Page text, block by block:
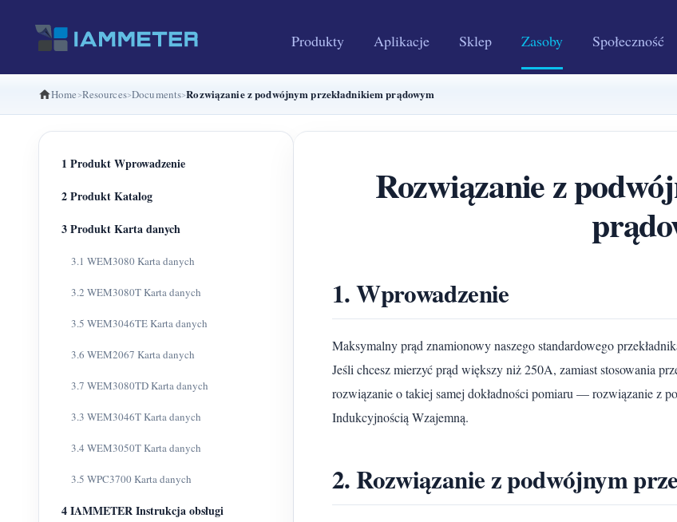
Produkty Aplikacje Sklep Zasoby Społeczność
Home Resources Documents Rozwiązanie z podwójnym przekładnikiem prądowym
1 Produkt Wprowadzenie
2 Produkt Katalog
3 Produkt Karta danych
3.1 WEM3080 Karta danych
3.2 WEM3080T Karta danych
3.5 WEM3046TE Karta danych
3.6 WEM2067 Karta danych
3.7 WEM3080TD Karta danych
3.3 WEM3046T Karta danych
3.4 WEM3050T Karta danych
3.5 WPC3700 Karta danych
4 IAMMETER Instrukcja obsługi
Rozwiązanie z
1. Wprowadzenie
Maksymalny prąd znamionowy naszego standardowego
Jeśli chcesz mierzyć prąd większy niż 250A, zamiast stosowania
rozwiązanie o takiej samej dokładności pomiaru — rozwiązanie z
Indukcyjnością Wzajemną.
2. Rozwiązanie z podwójnym